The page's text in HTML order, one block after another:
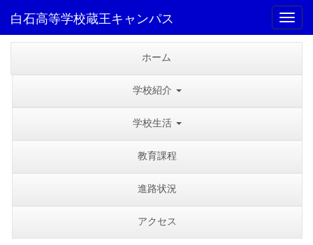
白石高等学校蔵王キャンパス
ホーム
学校紹介
学校生活
教育課程
進路状況
アクセス